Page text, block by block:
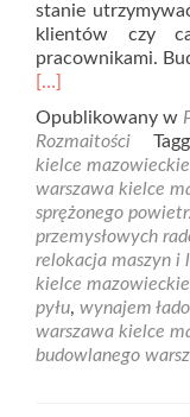
stanie
klientów czy
pracownikami.
Read
about
A-
Z
TECHNIK
–
budowa
konstrukcji
stalowych
i
wynajem
sprzętu
[…]
Opublikowany w
Rozmaitości
kielce mazowieckie
warszawa kielce
sprężonego
przemysłowych
relokacja maszyn i
kielce mazowieckie
pyłu, wynajem
warszawa kielce
budowlanego